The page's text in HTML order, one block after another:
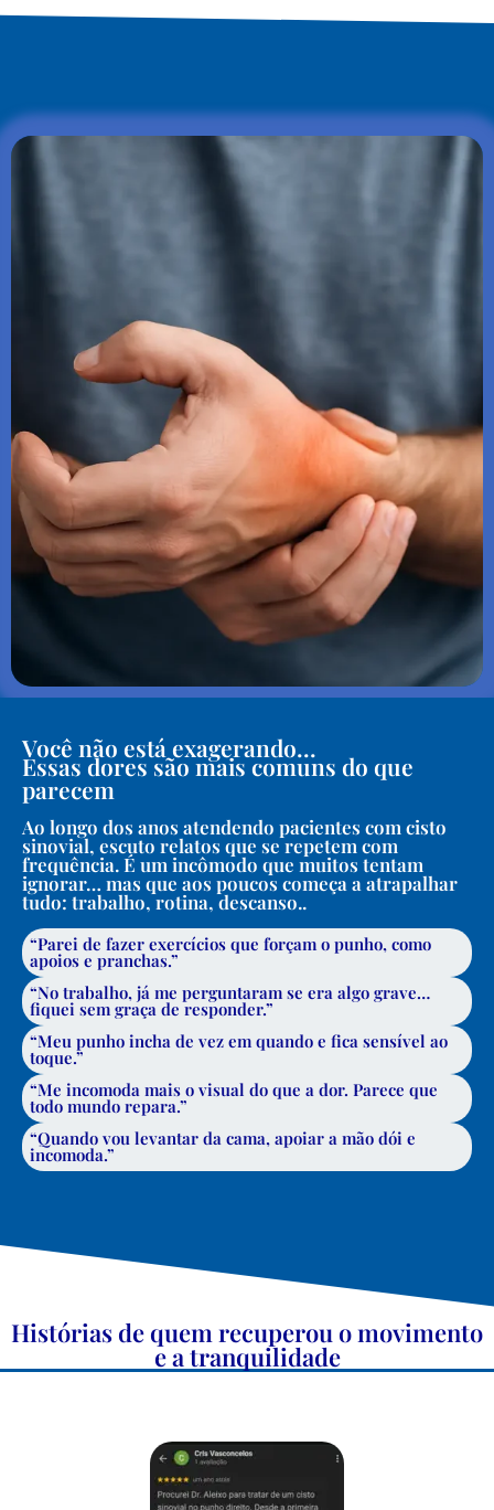
Você não está exagerando...
Essas dores são mais comuns do que
parecem
Ao longo dos anos atendendo pacientes com cisto
sinovial, escuto relatos que se repetem com
frequência. É um incômodo que muitos tentam
ignorar… mas que aos poucos começa a atrapalhar
tudo: trabalho, rotina, descanso..
“Parei de fazer exercícios que forçam o punho, como
apoios e pranchas.”
“No trabalho, já me perguntaram se era algo grave…
fiquei sem graça de responder.”
“Meu punho incha de vez em quando e fica sensível ao
toque.”
“Me incomoda mais o visual do que a dor. Parece que
todo mundo repara.”
“Quando vou levantar da cama, apoiar a mão dói e
incomoda.”
Histórias de quem recuperou o movimento
e a tranquilidade